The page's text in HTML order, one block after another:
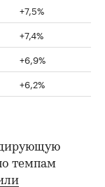
+7,5%
+7,4%
+6,9%
+6,2%
темпам